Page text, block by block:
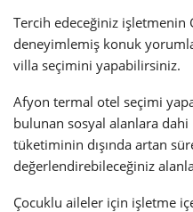
Tercih edeceğiniz işletmenin
deneyimlemiş konuk
villa seçimini yapabilirsiniz.
Afyon termal otel seçimi
bulunan sosyal alanlara dahi
tüketiminin dışında artan
değerlendirebileceğiniz
Çocuklu aileler için işletme